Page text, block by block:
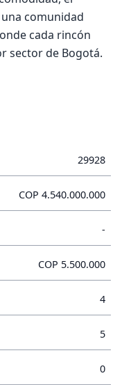
comunidad
cada rincón
sector de Bogotá.
29928
COP 4.540.000.000
-
COP 5.500.000
4
5
0